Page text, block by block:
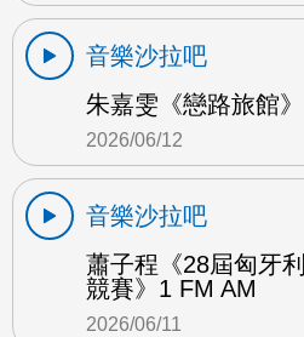
音樂沙拉吧
朱嘉雯《戀路旅館
2026/06/12
音樂沙拉吧
蕭子程《28屆匈牙
競賽》1 FM AM
2026/06/11